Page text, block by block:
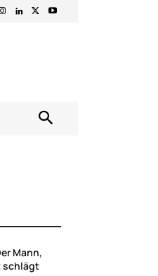
Mann,
schlägt